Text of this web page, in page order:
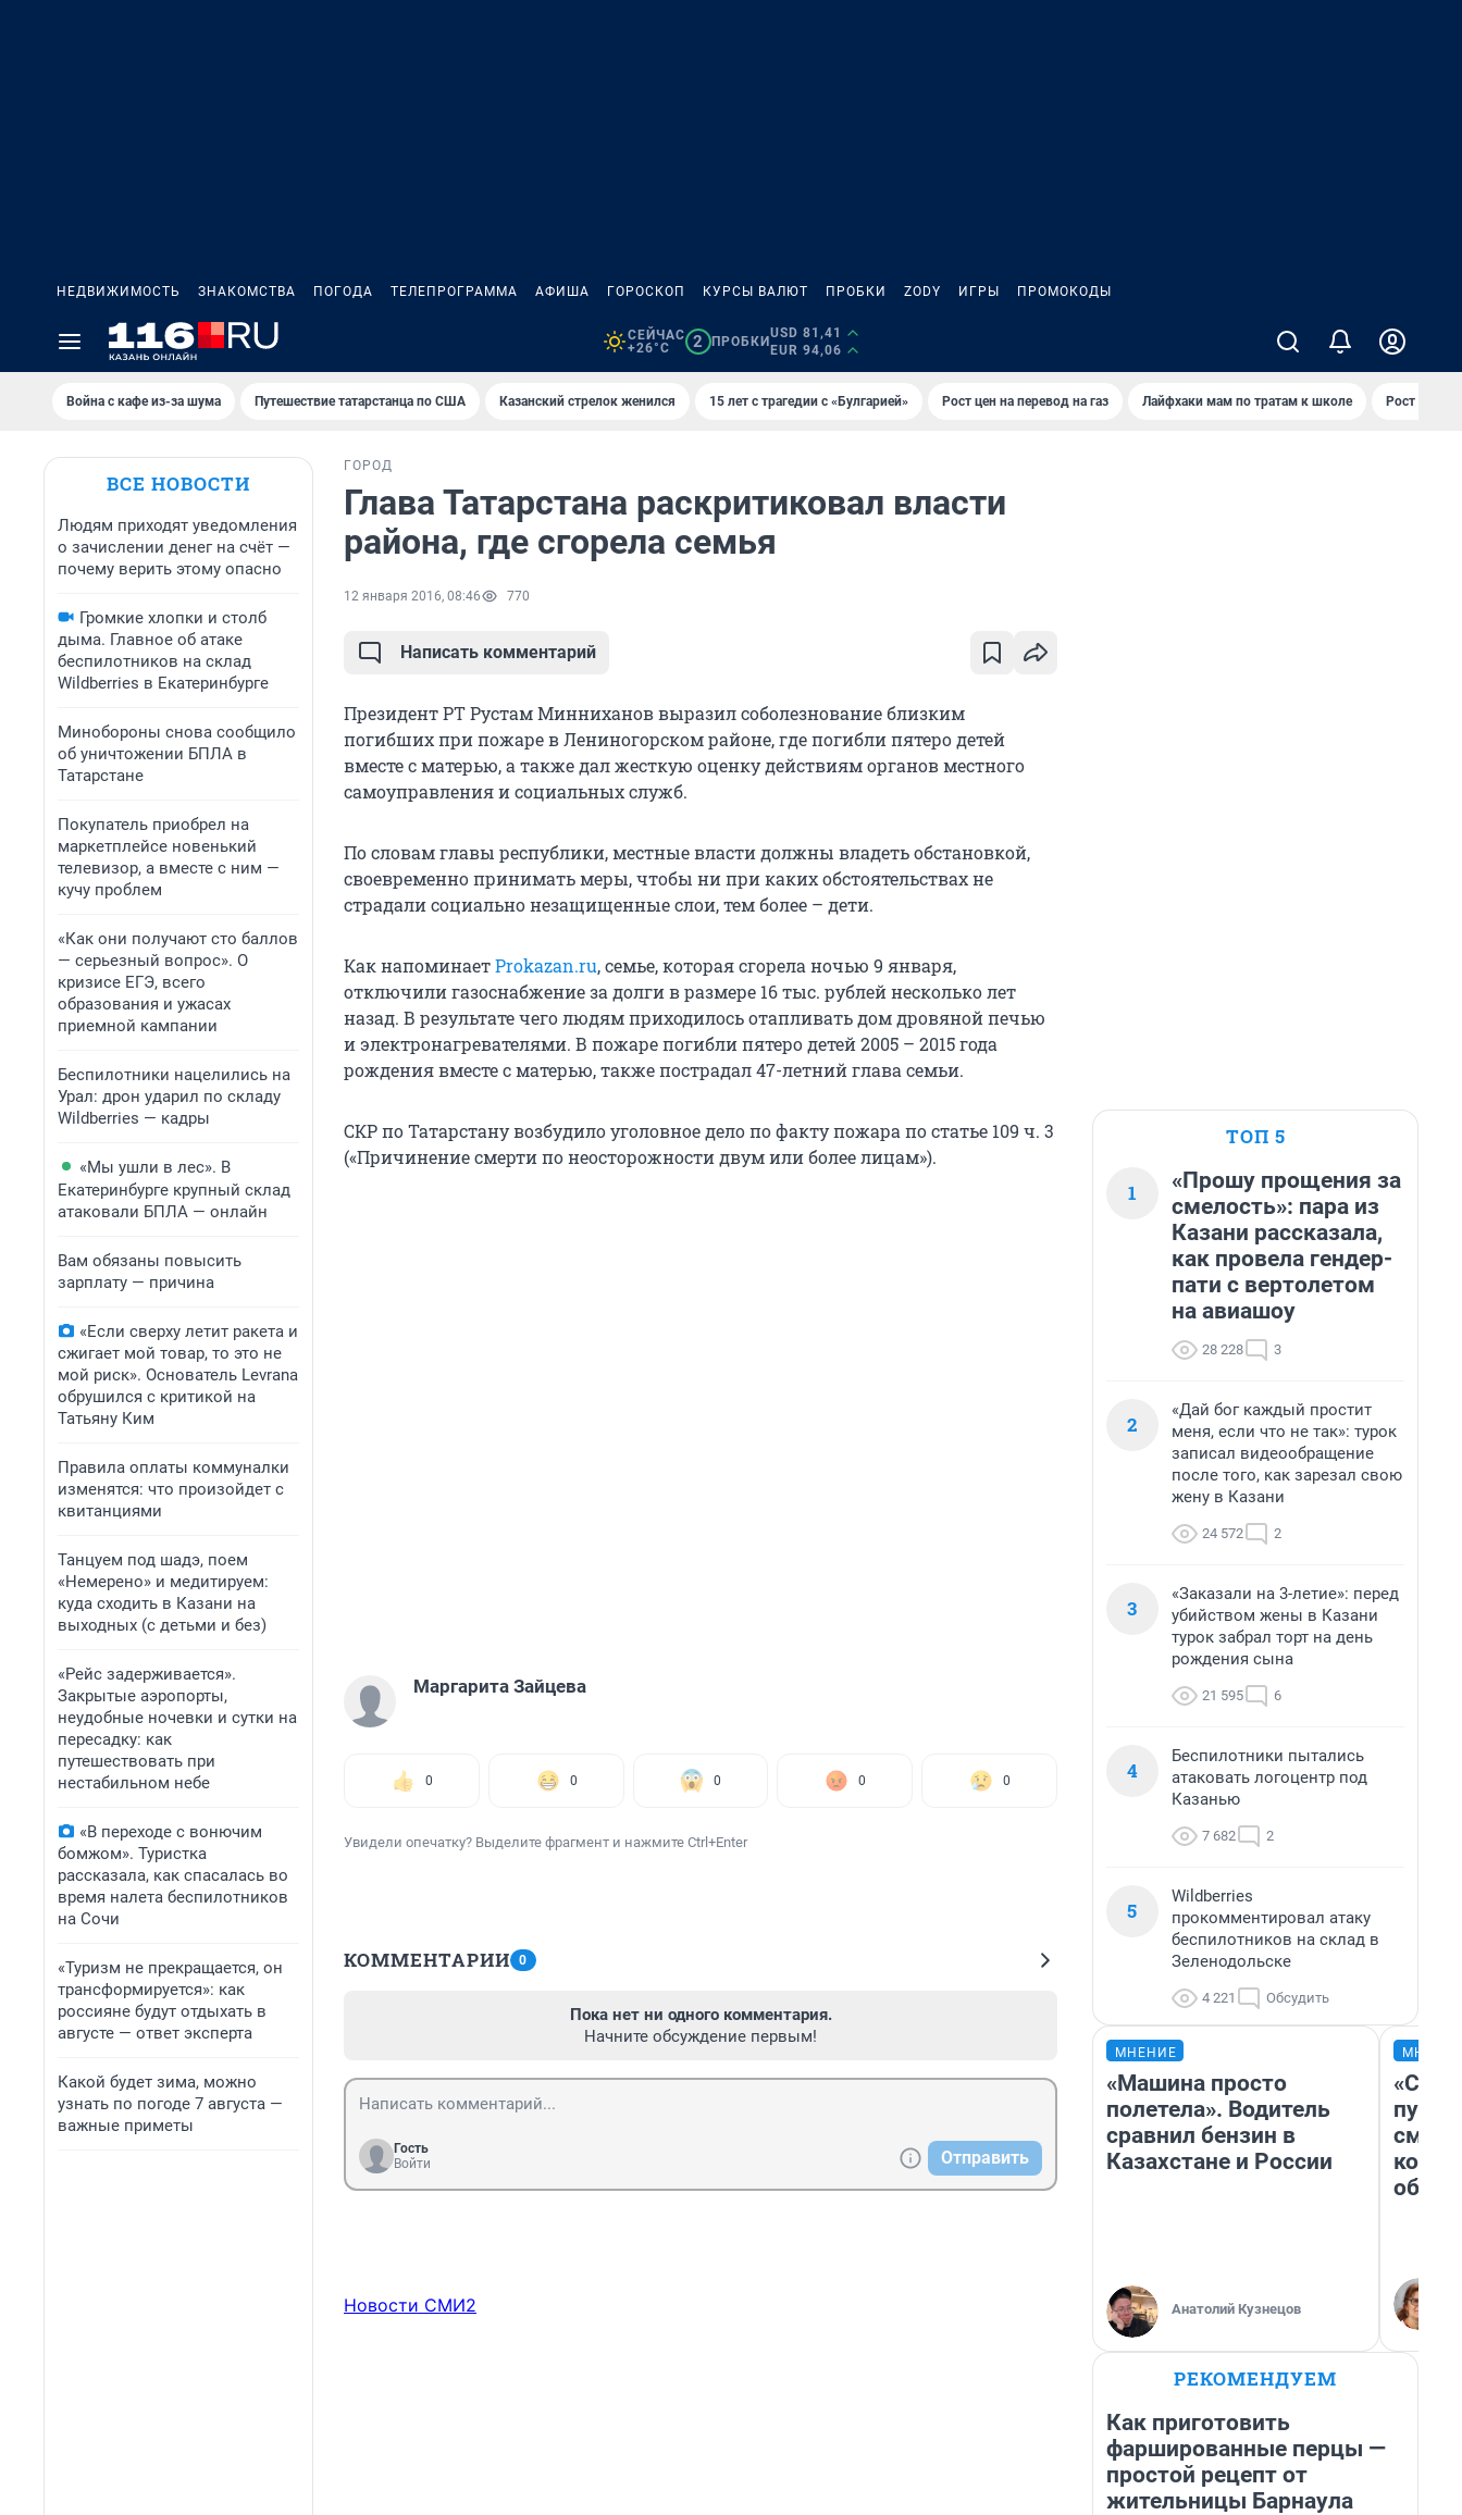
НЕДВИЖИМОСТЬ ЗНАКОМСТВА ПОГОДА ТЕЛЕПРОГРАММА АФИША ГОРОСКОП КУРСЫ ВАЛЮТ ПРОБКИ ZODY ИГРЫ ПРОМОКОДЫ
СЕЙЧАС
+26°C
2 ПРОБКИ
USD 81,41
EUR 94,06
Война с кафе из-за шума Путешествие татарстанца по США Казанский стрелок женился 15 лет с трагедии с «Булгарией» Рост цен на перевод на газ Лайфхаки мам по тратам к школе Рост цен на
ВСЕ НОВОСТИ
Людям приходят уведомления
о зачислении денег на счёт —
почему верить этому опасно
Громкие хлопки и столб
дыма. Главное об атаке
беспилотников на склад
Wildberries в Екатеринбурге
Минобороны снова сообщило
об уничтожении БПЛА в
Татарстане
Покупатель приобрел на
маркетплейсе новенький
телевизор, а вместе с ним —
кучу проблем
«Как они получают сто баллов
— серьезный вопрос». О
кризисе ЕГЭ, всего
образования и ужасах
приемной кампании
Беспилотники нацелились на
Урал: дрон ударил по складу
Wildberries — кадры
«Мы ушли в лес». В
Екатеринбурге крупный склад
атаковали БПЛА — онлайн
Вам обязаны повысить
зарплату — причина
«Если сверху летит ракета и
сжигает мой товар, то это не
мой риск». Основатель Levrana
обрушился с критикой на
Татьяну Ким
Правила оплаты коммуналки
изменятся: что произойдет с
квитанциями
Танцуем под шадэ, поем
«Немерено» и медитируем:
куда сходить в Казани на
выходных (с детьми и без)
«Рейс задерживается».
Закрытые аэропорты,
неудобные ночевки и сутки на
пересадку: как
путешествовать при
нестабильном небе
«В переходе с вонючим
бомжом». Туристка
рассказала, как спасалась во
время налета беспилотников
на Сочи
«Туризм не прекращается, он
трансформируется»: как
россияне будут отдыхать в
августе — ответ эксперта
Какой будет зима, можно
узнать по погоде 7 августа —
важные приметы
ГОРОД
Глава Татарстана раскритиковал власти
района, где сгорела семья
12 января 2016, 08:46 770
Написать комментарий
Президент РТ Рустам Минниханов выразил соболезнование близким
погибших при пожаре в Лениногорском районе, где погибли пятеро детей
вместе с матерью, а также дал жесткую оценку действиям органов местного
самоуправления и социальных служб.
По словам главы республики, местные власти должны владеть обстановкой,
своевременно принимать меры, чтобы ни при каких обстоятельствах не
страдали социально незащищенные слои, тем более – дети.
Как напоминаетProkazan.ru, семье, которая сгорела ночью 9 января,
отключили газоснабжение за долги в размере 16 тыс. рублей несколько лет
назад. В результате чего людям приходилось отапливать дом дровяной печью
и электронагревателями. В пожаре погибли пятеро детей 2005 – 2015 года
рождения вместе с матерью, также пострадал 47-летний глава семьи.
СКР по Татарстану возбудило уголовное дело по факту пожара по статье 109 ч. 3
(«Причинение смерти по неосторожности двум или более лицам»).
Маргарита Зайцева
0 0 0 0 0
Увидели опечатку? Выделите фрагмент и нажмите Ctrl+Enter
КОММЕНТАРИИ 0
Пока нет ни одного комментария.
Начните обсуждение первым!
Гость
Войти
Отправить
Новости СМИ2
ТОП 5
1
«Прошу прощения за
смелость»: пара из
Казани рассказала,
как провела гендер-
пати с вертолетом
на авиашоу
28 228 3
2
«Дай бог каждый простит
меня, если что не так»: турок
записал видеообращение
после того, как зарезал свою
жену в Казани
24 572 2
3
«Заказали на 3-летие»: перед
убийством жены в Казани
турок забрал торт на день
рождения сына
21 595 6
4
Беспилотники пытались
атаковать логоцентр под
Казанью
7 682 2
5
Wildberries
прокомментировал атаку
беспилотников на склад в
Зеленодольске
4 221 Обсудить
МНЕНИЕ
«Машина просто
полетела». Водитель
сравнил бензин в
Казахстане и России
Анатолий Кузнецов
РЕКОМЕНДУЕМ
Как приготовить
фаршированные перцы —
простой рецепт от
жительницы Барнаула